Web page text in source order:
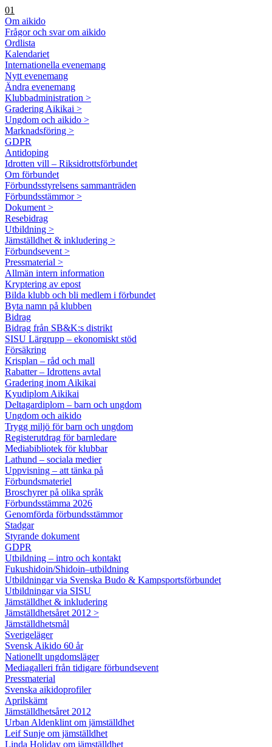
01
Om aikido
Frågor och svar om aikido
Ordlista
Kalendariet
Internationella evenemang
Nytt evenemang
Ändra evenemang
Klubbadministration >
Gradering Aikikai >
Ungdom och aikido >
Marknadsföring >
GDPR
Antidoping
Idrotten vill – Riksidrottsförbundet
Om förbundet
Förbundsstyrelsens sammanträden
Förbundsstämmor >
Dokument >
Resebidrag
Utbildning >
Jämställdhet & inkludering >
Förbundsevent >
Pressmaterial >
Allmän intern information
Kryptering av epost
Bilda klubb och bli medlem i förbundet
Byta namn på klubben
Bidrag
Bidrag från SB&K:s distrikt
SISU Lärgrupp – ekonomiskt stöd
Försäkring
Krisplan – råd och mall
Rabatter – Idrottens avtal
Gradering inom Aikikai
Kyudiplom Aikikai
Deltagardiplom – barn och ungdom
Ungdom och aikido
Trygg miljö för barn och ungdom
Registerutdrag för barnledare
Mediabibliotek för klubbar
Lathund – sociala medier
Uppvisning – att tänka på
Förbundsmateriel
Broschyrer på olika språk
Förbundsstämma 2026
Genomförda förbundsstämmor
Stadgar
Styrande dokument
GDPR
Utbildning – intro och kontakt
Fukushidoin/Shidoin–utbildning
Utbildningar via Svenska Budo & Kampsportsförbundet
Utbildningar via SISU
Jämställdhet & inkludering
Jämställdhetsåret 2012 >
Jämställdhetsmål
Sverigeläger
Svensk Aikido 60 år
Nationellt ungdomsläger
Mediagalleri från tidigare förbundsevent
Pressmaterial
Svenska aikidoprofiler
Aprilskämt
Jämställdhetsåret 2012
Urban Aldenklint om jämställdhet
Leif Sunje om jämställdhet
Linda Holiday om jämställdhet